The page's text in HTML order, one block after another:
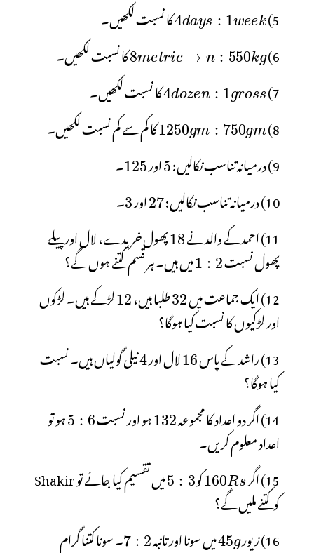
5)
کا نسبت لکھیں۔
6)
کا نسبت لکھیں۔
7)
کا نسبت لکھیں۔
8)
کا کم سے کم نسبت لکھیں۔
9) درمیانہ تناسب نکالیں:
اور
۔
10) درمیانہ تناسب نکالیں:
اور ۔
11) احمد کے والد نے
پھول خریدے، لال اور پیلے
پھول نسبت
میں ہیں۔ ہر قسم کتنے ہوں گے؟
12) ایک جماعت میں
طلبا ہیں، لڑکے ہیں۔ لڑکوں
اور لڑکیوں کا نسبت کیا ہوگا؟
13) راشد کے پاس
لال اور نیلی گولیاں ہیں۔ نسبت
کیا ہوگا؟
14) اگر دو اعداد کا مجموعہ
ہو اور نسبت ہو تو
اعداد معلوم کریں۔
15) اگر
کو میں تقسیم کیا جائے تو Shakir
کو کتنے ملیں گے؟
16) زیور
میں سونا اور تانبہ ۔ سونا کتنا گرام